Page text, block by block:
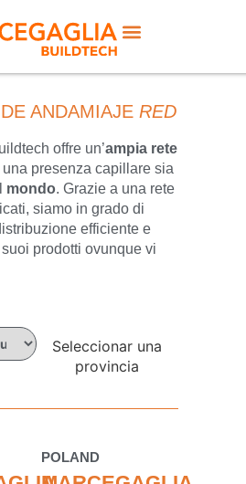
ANDAMIAJE RED
offre un’ampia rete
una presenza capillare sia
mondo. Grazie a una rete
siamo in grado di
efficiente e
prodotti ovunque vi
Seleccionar una
provincia
POLAND